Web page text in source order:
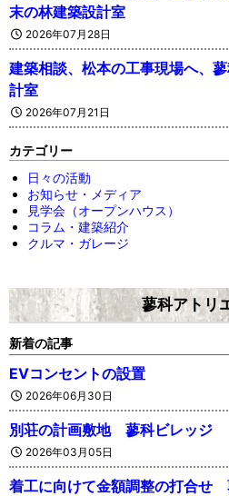
末の林建築設計室
2026年07月28日
建築相談、松本の工事現場へ、
計室
2026年07月21日
カテゴリー
日々の活動
お知らせ・メディア
見学会（オープンハウス）
コラム・建築紹介
クルマ・ガレージ
蓼科アトリ
新着の記事
EVコンセントの設置
2026年06月30日
別荘の計画敷地 蓼科ビレッジ
2026年03月05日
着工に向けて金額調整の打合せ